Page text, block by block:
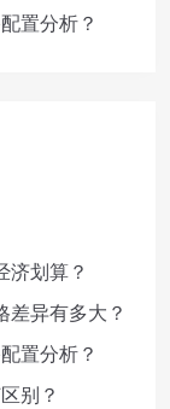
置分析？
济划算？
差异有多大？
置分析？
别？